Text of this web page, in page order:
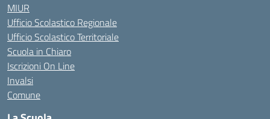
MIUR
Ufficio Scolastico Regionale
Ufficio Scolastico Territoriale
Scuola in Chiaro
Iscrizioni On Line
Invalsi
Comune